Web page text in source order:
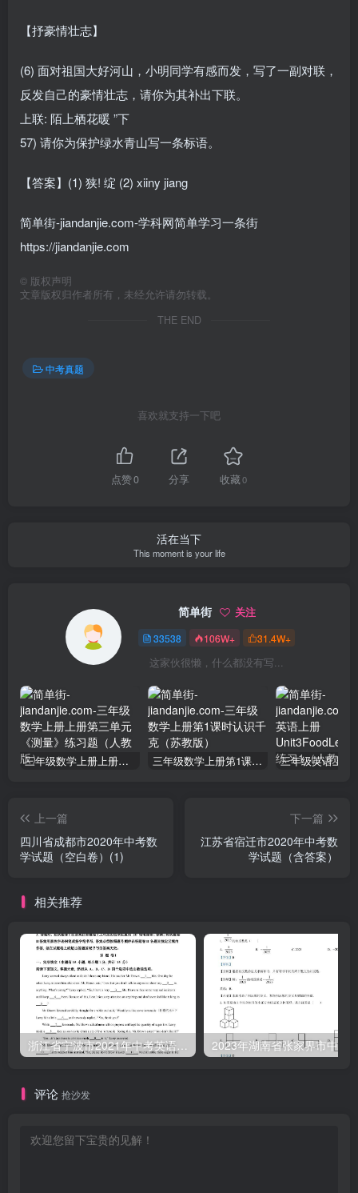
【抒豪情壮志】
(6) 面对祖国大好河山，小明同学有感而发，写了一副对联，
反发自己的豪情壮志，请你为其补出下联。
上联: 陌上栖花暖 ”下
57) 请你为保护绿水青山写一条标语。
【答案】(1) 狭! 绽 (2) xiiny jiang
简单街-jiandanjie.com-学科网简单学习一条街
https://jiandanjie.com
© 版权声明
文章版权归作者所有，未经允许请勿转载。
THE END
中考真题
喜欢就支持一下吧
点赞0 分享 收藏0
活在当下
This moment is your life
简单街 关注
33538 106W+ 31.4W+
这家伙很懒，什么都没有写...
三年级数学上册上册第三单元《测量》练习题（人教版） 三年级数学上册第1课时认识千克（苏教版）
上一篇
四川省成都市2020年中考数
学试题（空白卷）(1)
下一篇
江苏省宿迁市2020年中考数
学试题（含答案）
相关推荐
浙江省宁波市2021年中考英语试题（含答案）
评论 抢沙发